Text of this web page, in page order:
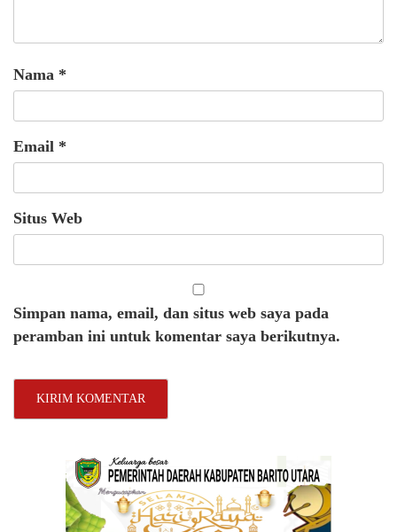
Nama *
Email *
Situs Web
Simpan nama, email, dan situs web saya pada
peramban ini untuk komentar saya berikutnya.